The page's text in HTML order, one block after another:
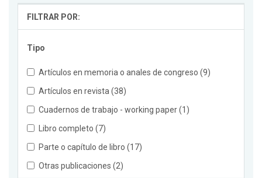
FILTRAR POR:
Tipo
Artículos en memoria o anales de congreso (9)
Artículos en revista (38)
Cuadernos de trabajo - working paper (1)
Libro completo (7)
Parte o capítulo de libro (17)
Otras publicaciones (2)